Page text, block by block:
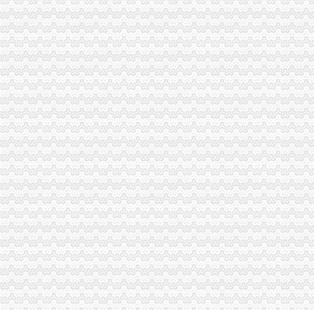
重庆0元注册公司
重庆都尚装修有限公司-土巴兔装修网
荣威荣威550高优惠0万元,重庆世纪沪力汽车销售服务有限公司,
重庆免费注册公司
重庆冰盈注册安全工程师事务所有限公司
重庆九龙坡商标注册找哪个公司？_第1页_重庆E线广告设计策划_职场
免费注册公司
徐州专业免费公司注册_徐州商务服务-徐州-苏北信息港
代理记账,新公司注册来电咨询免费,免费,免费注册-襄58同城